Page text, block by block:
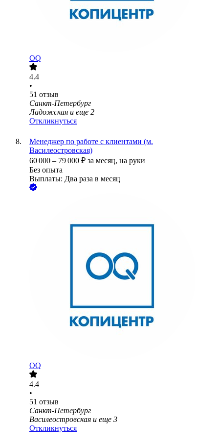
OQ
4.4
•
51 отзыв
Санкт-Петербург
Ладожская и еще 2
Откликнуться
Менеджер по работе с клиентами (м.
Василеостровская)
60 000 – 79 000 ₽ за месяц, на руки
Без опыта
Выплаты: Два раза в месяц
OQ
4.4
•
51 отзыв
Санкт-Петербург
Василеостровская и еще 3
Откликнуться